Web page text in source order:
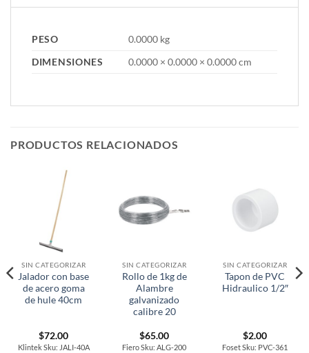
PESO
0.0000 kg
DIMENSIONES
0.0000 × 0.0000 × 0.0000 cm
PRODUCTOS RELACIONADOS
SIN CATEGORIZAR
Jalador con base
de acero goma
de hule 40cm
$72.00
Klintek Sku: JALI-40A
SIN CATEGORIZAR
Rollo de 1kg de
Alambre
galvanizado
calibre 20
$65.00
Fiero Sku: ALG-200
SIN CATEGORIZAR
Tapon de PVC
Hidraulico 1/2″
$2.00
Foset Sku: PVC-361